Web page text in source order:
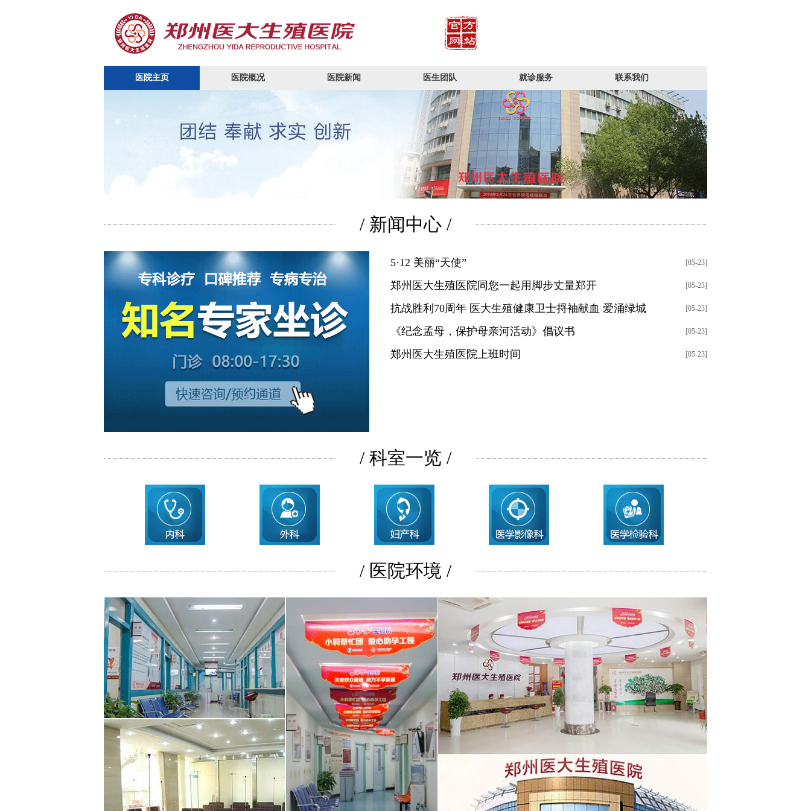
医院主页 医院概况 医院新闻 医生团队 就诊服务 联系我们
/ 新闻中心 /
[05-23]
5·12 美丽“天使”
[05-23]
郑州医大生殖医院同您一起用脚步丈量郑开
[05-23]
抗战胜利70周年 医大生殖健康卫士捋袖献血 爱涌绿城
[05-23]
《纪念孟母，保护母亲河活动》倡议书
[05-23]
郑州医大生殖医院上班时间
/ 科室一览 /
/ 医院环境 /